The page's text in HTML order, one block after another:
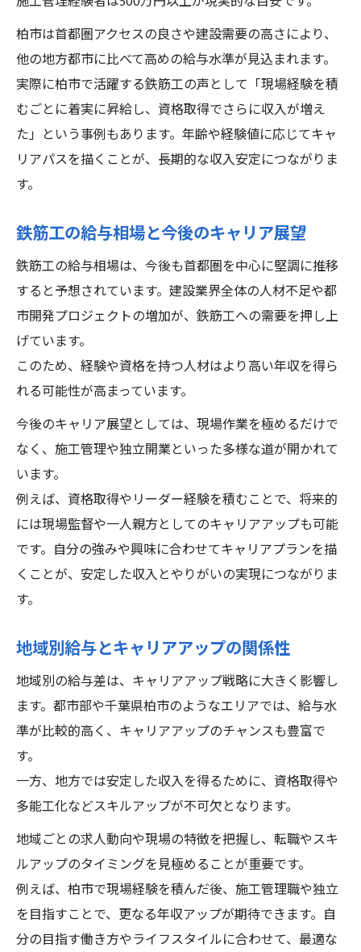
柏市は首都圏アクセスの良さや建設需要の高さにより、
他の地方都市に比べて高めの給与水準が見込まれます。
実際に柏市で活躍する鉄筋工の声として「現場経験を積
むごとに着実に昇給し、資格取得でさらに収入が増え
た」という事例もあります。年齢や経験値に応じてキャ
リアパスを描くことが、長期的な収入安定につながりま
す。
鉄筋工の給与相場と今後のキャリア展望
鉄筋工の給与相場は、今後も首都圏を中心に堅調に推移
すると予想されています。建設業界全体の人材不足や都
市開発プロジェクトの増加が、鉄筋工への需要を押し上
げています。
このため、経験や資格を持つ人材はより高い年収を得ら
れる可能性が高まっています。
今後のキャリア展望としては、現場作業を極めるだけで
なく、施工管理や独立開業といった多様な道が開かれて
います。
例えば、資格取得やリーダー経験を積むことで、将来的
には現場監督や一人親方としてのキャリアアップも可能
です。自分の強みや興味に合わせてキャリアプランを描
くことが、安定した収入とやりがいの実現につながりま
す。
地域別給与とキャリアアップの関係性
地域別の給与差は、キャリアアップ戦略に大きく影響し
ます。都市部や千葉県柏市のようなエリアでは、給与水
準が比較的高く、キャリアアップのチャンスも豊富で
す。
一方、地方では安定した収入を得るために、資格取得や
多能工化などスキルアップが不可欠となります。
地域ごとの求人動向や現場の特徴を把握し、転職やスキ
ルアップのタイミングを見極めることが重要です。
例えば、柏市で現場経験を積んだ後、施工管理職や独立
を目指すことで、更なる年収アップが期待できます。自
分の目指す働き方やライフスタイルに合わせて、最適な